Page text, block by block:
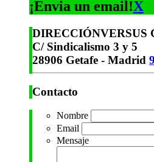
¡Envia un email!X
DIRECCIÓNVERSUS
C/ Sindicalismo 3 y 5
28906 Getafe - Madrid
Contacto
Nombre
Email
Mensaje